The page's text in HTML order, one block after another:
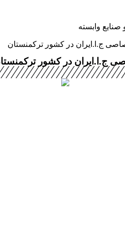
وابسته
ج.ا.ایران در کشور ترکمنستان
ج.ا.ایران در کشور